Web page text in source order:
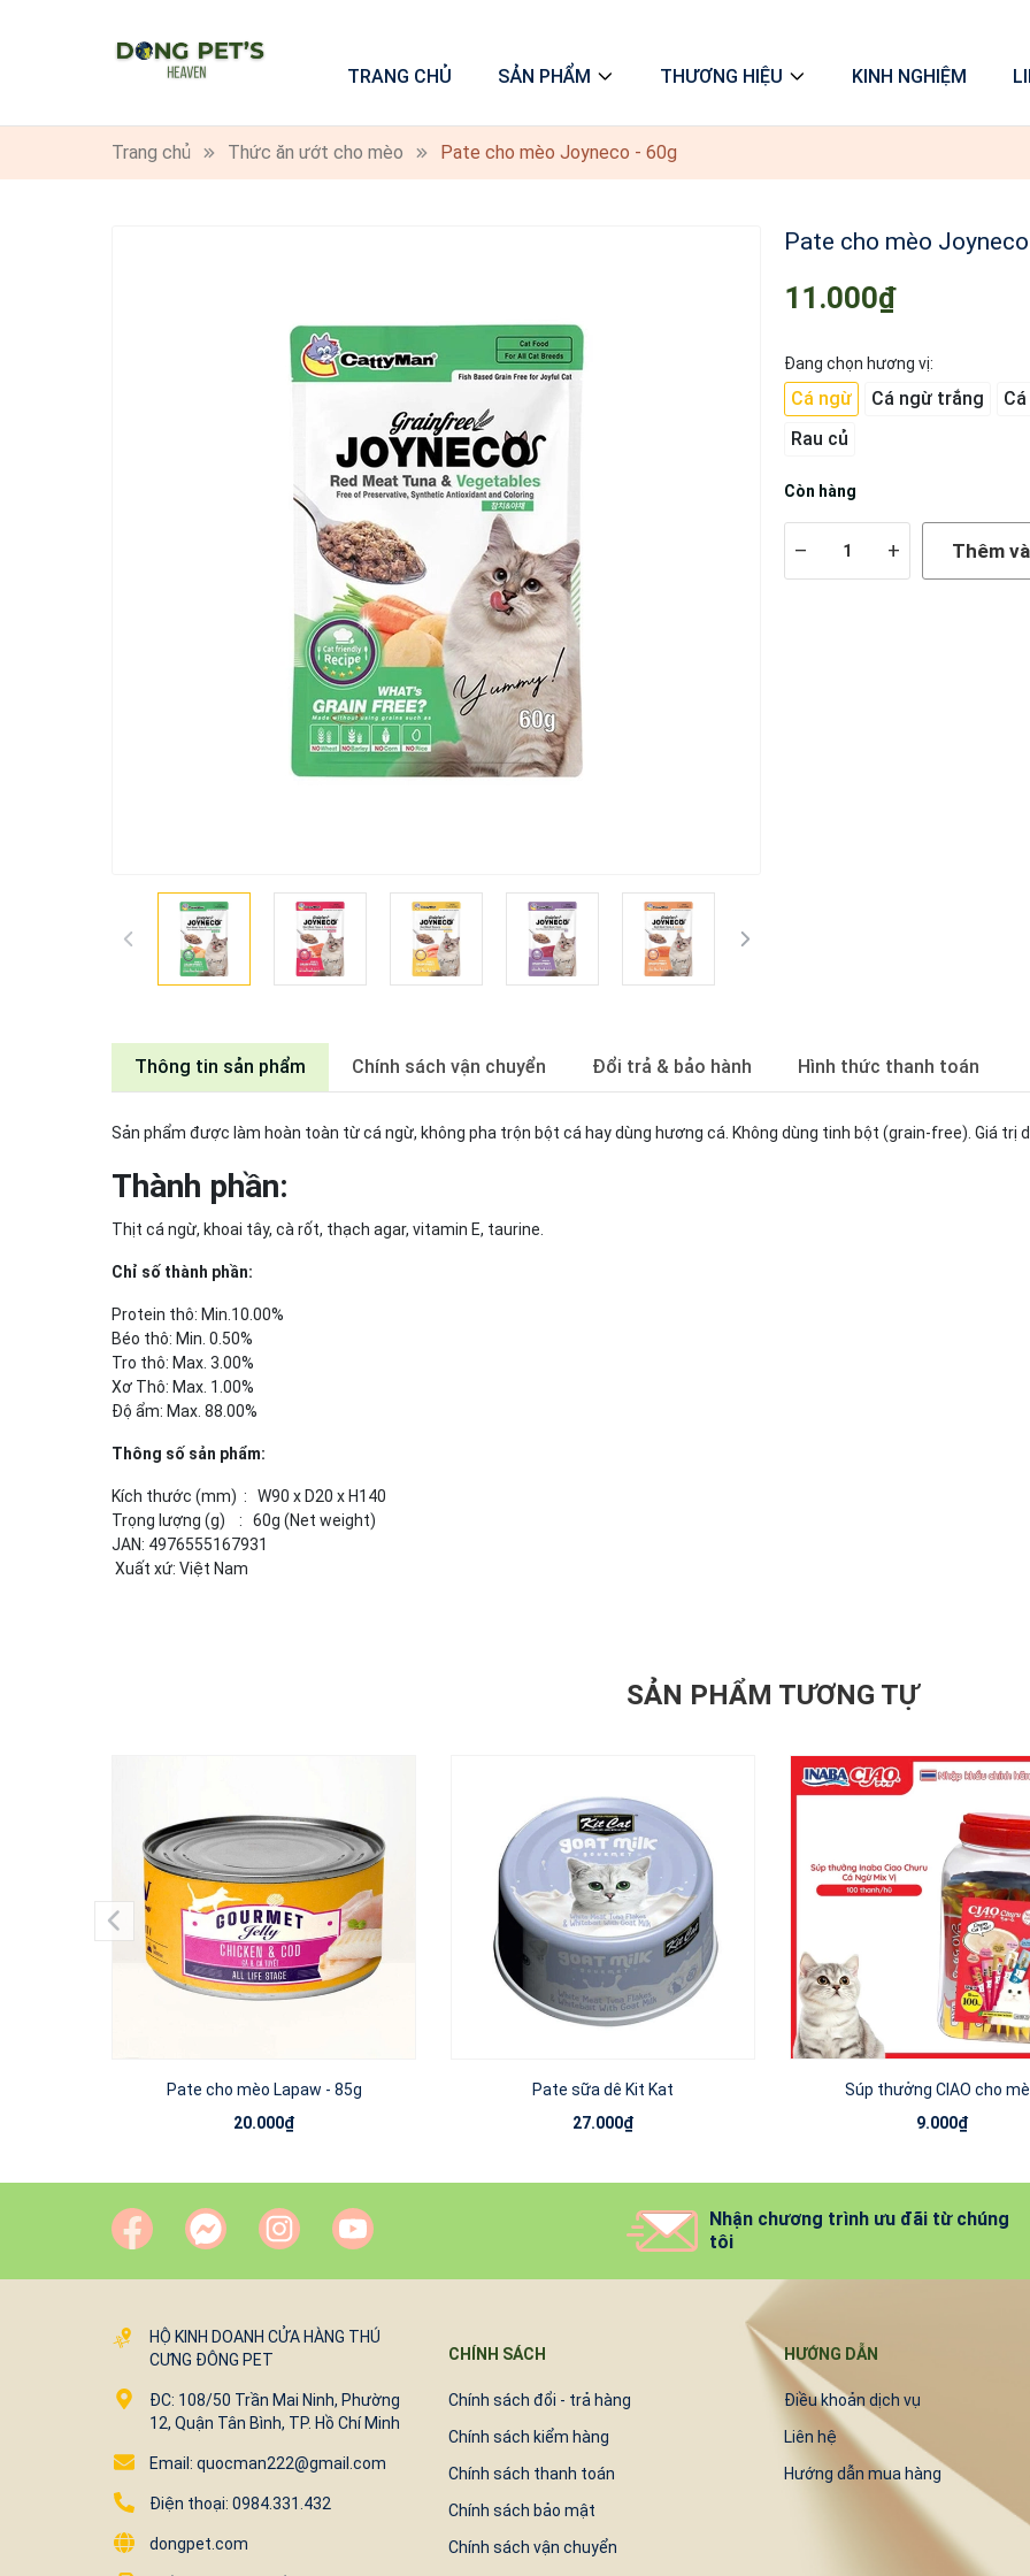
TRANG CHỦ SẢN PHẨM THƯƠNG HIỆU KINH NGHIỆM
Trang chủ Thức ăn ướt cho mèo Pate cho mèo Joyneco - 60g
Pate cho mèo
11.000₫
Đang chọn hương vị:
Cá ngừ Cá ngừ trắng
Rau củ
Còn hàng
– + Thêm
Thông tin sản phẩm Chính sách vận chuyển Đổi trả & bảo hành Hình thức thanh toán
Sản phẩm được làm hoàn toàn từ cá ngừ, không pha trộn bột cá hay dùng hương cá. Không dùng tinh bột (grain-free). Giá trị
Thành phần:
Thịt cá ngừ, khoai tây, cà rốt, thạch agar, vitamin E, taurine.
Chỉ số thành phần:
Protein thô: Min.10.00%
Béo thô: Min. 0.50%
Tro thô: Max. 3.00%
Xơ Thô: Max. 1.00%
Độ ẩm: Max. 88.00%
Thông số sản phẩm:
Kích thước (mm) : W90 x D20 x H140
Trọng lượng (g) : 60g (Net weight)
JAN: 4976555167931
Xuất xứ: Việt Nam
SẢN PHẨM TƯƠNG TỰ
Pate cho mèo Lapaw - 85g
20.000₫
Pate sữa dê Kit Kat
27.000₫
Súp thưởng CIAO cho
9.000₫
Nhận chương trình ưu đãi từ chúng
tôi
HỘ KINH DOANH CỬA HÀNG THÚ
CƯNG ĐÔNG PET
ĐC: 108/50 Trần Mai Ninh, Phường
12, Quận Tân Bình, TP. Hồ Chí Minh
Email: quocman222@gmail.com
Điện thoại: 0984.331.432
dongpet.com
CHÍNH SÁCH
Chính sách đổi - trả hàng
Chính sách kiểm hàng
Chính sách thanh toán
Chính sách bảo mật
Chính sách vận chuyển
HƯỚNG DẪN
Điều khoản dịch vụ
Liên hệ
Hướng dẫn mua hàng